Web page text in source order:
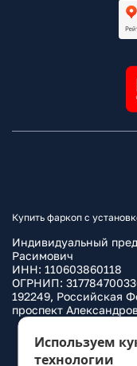
Купить фаркоп с
Индивидуальный
Расимович
ИНН: 110603860118
ОГРНИП:
192249, Российская
проспект
Используем
технологии